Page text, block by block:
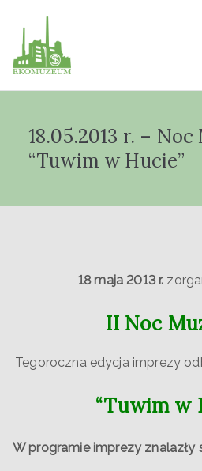
18.05.2013 r. –
“Tuwim w Hucie”
18 maja 2013 r.
II Noc
Tegoroczna edycja imprezy
“Tuwim w
W programie imprezy znalazły